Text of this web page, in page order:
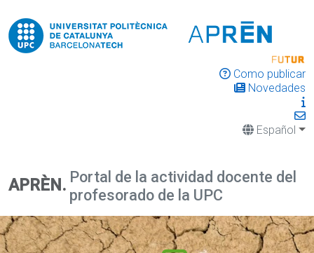
Como publicar
Novedades
Español
APRÈN. Portal de la actividad docente del
profesorado de la UPC